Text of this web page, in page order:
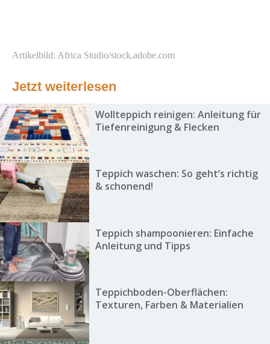
Artikelbild: Africa Studio/stock.adobe.com
Jetzt weiterlesen
Wollteppich reinigen: Anleitung für
Tiefenreinigung & Flecken
Teppich waschen: So geht’s richtig
& schonend!
Teppich shampoonieren: Einfache
Anleitung und Tipps
Teppichboden-Oberflächen:
Texturen, Farben & Materialien